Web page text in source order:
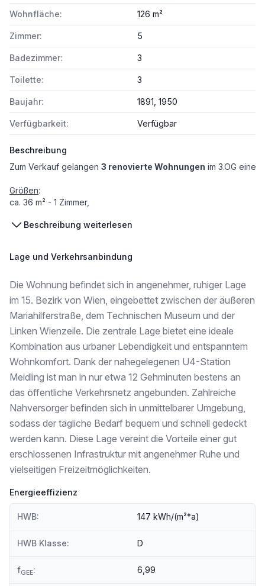
Wohnfläche: 126 m²
Zimmer: 5
Badezimmer: 3
Toilette: 3
Baujahr: 1891, 1950
Verfügbarkeit: Verfügbar
Beschreibung
Zum Verkauf gelangen 3 renovierte Wohnungen im 3.OG eines
Größen:
ca. 36 m² - 1 Zimmer,
Die 3 Wohnungen werden alsPaket
Es besteht die Möglichkeit die Wohnungen nach Zustimmung
Habe ich Ihr Interesse geweckt?
Fragen Sie gleichonline diese interessante Liegenschaft an,
Entsprechend den gesetzlichen Vorgaben erfolgt der Hinweis
Alle Angaben wurden aufgrund von Informationen durch den
Beschreibung weiterlesen
Lage und Verkehrsanbindung
Die Wohnung befindet sich in angenehmer, ruhiger Lage
im 15. Bezirk von Wien, eingebettet zwischen der äußeren
Mariahilferstraße, dem Technischen Museum und der
Linken Wienzeile. Die zentrale Lage bietet eine ideale
Kombination aus urbaner Lebendigkeit und entspanntem
Wohnkomfort. Dank der nahegelegenen U4-Station
Meidling ist man in nur etwa 12 Gehminuten bestens an
das öffentliche Verkehrsnetz angebunden. Zahlreiche
Nahversorger befinden sich in unmittelbarer Umgebung,
sodass der tägliche Bedarf bequem und schnell gedeckt
werden kann. Diese Lage vereint die Vorteile einer gut
erschlossenen Infrastruktur mit angenehmer Ruhe und
vielseitigen Freizeitmöglichkeiten.
Energieeffizienz
HWB: 147 kWh/(m²*a)
HWB Klasse: D
fGEE: 6,99